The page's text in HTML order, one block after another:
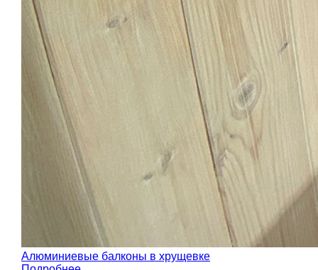
Алюминиевые балконы в хрущевке